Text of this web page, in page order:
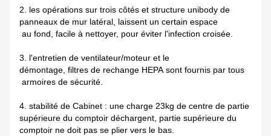
2. les opérations sur trois côtés et structure unibody de
panneaux de mur latéral, laissent un certain espace
au fond, facile à nettoyer, pour éviter l'infection croisée.
3. l'entretien de ventilateur/moteur et le
démontage, filtres de rechange HEPA sont fournis par tous
armoires de sécurité.
4. stabilité de Cabinet : une charge 23kg de centre de partie
supérieure du comptoir déchargent, partie supérieure du
comptoir ne doit pas se plier vers le bas.